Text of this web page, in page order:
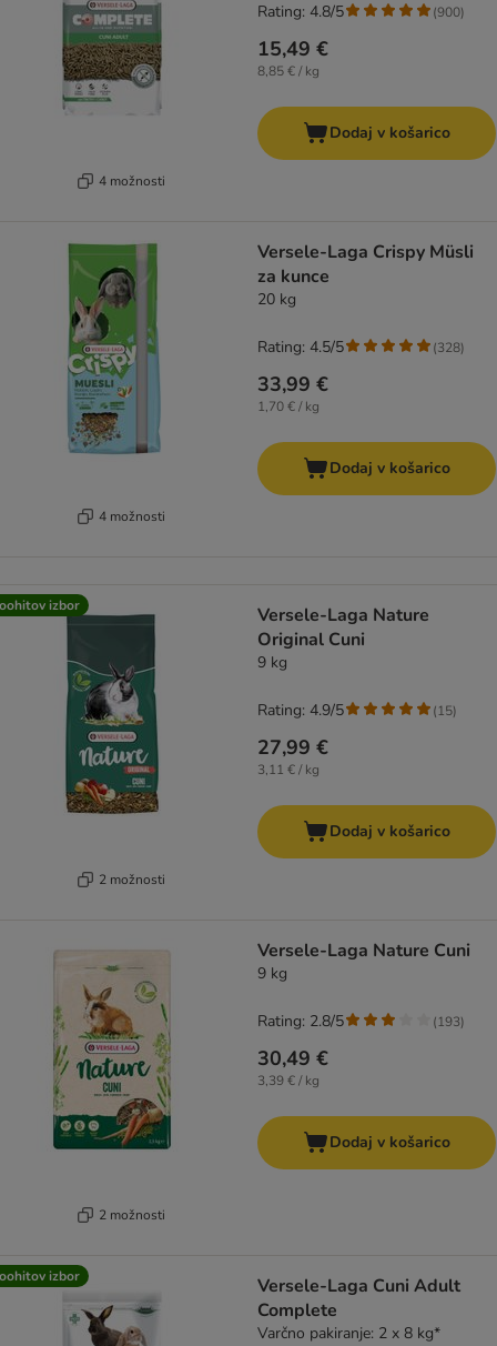
4 možnosti
15,49 €
8,85 € / kg
Rating: 4.8/5 (900)
Dodaj v košarico
4 možnosti
Versele-Laga Crispy Müsli
za kunce
20 kg
33,99 €
1,70 € / kg
Rating: 4.5/5 (328)
Dodaj v košarico
izbor
2 možnosti
Versele-Laga Nature
Original Cuni
9 kg
27,99 €
3,11 € / kg
Rating: 4.9/5 (15)
Dodaj v košarico
2 možnosti
Versele-Laga Nature Cuni
9 kg
30,49 €
3,39 € / kg
Rating: 2.8/5 (193)
Dodaj v košarico
izbor
Versele-Laga Cuni Adult
Complete
Varčno pakiranje: 2 x 8 kg*